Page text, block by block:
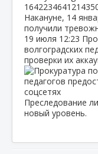
Накануне, 14
получили
19 июля 12:23
волгоградских
проверки их
Преследование
новый уровень.